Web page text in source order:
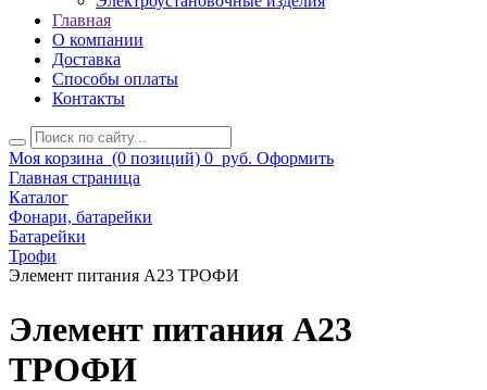
Главная
О компании
Доставка
Способы оплаты
Контакты
Моя корзина (0 позиций) 0 руб. Оформить
Главная страница
Каталог
Фонари, батарейки
Батарейки
Трофи
Элемент питания А23 ТРОФИ
Элемент питания А23
ТРОФИ